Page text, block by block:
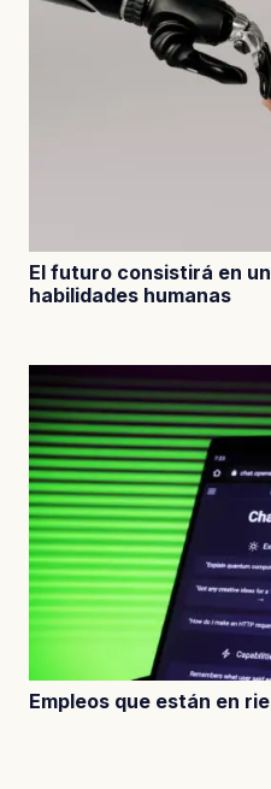
El futuro consistirá en
habilidades humanas
Empleos que están en